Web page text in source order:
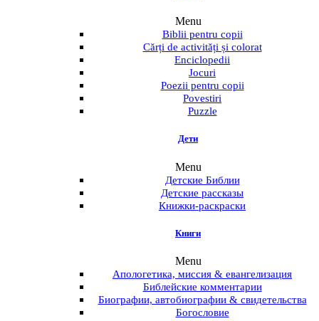
Menu
Biblii pentru copii
Cărți de activități și colorat
Enciclopedii
Jocuri
Poezii pentru copii
Povestiri
Puzzle
Дети
Menu
Детские Библии
Детские рассказы
Книжки-раскраски
Книги
Menu
Апологетика, миссия & евангелизация
Библейские комментарии
Биографии, автобиографии & свидетельства
Богословие